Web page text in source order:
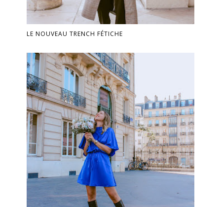
LE NOUVEAU TRENCH FÉTICHE